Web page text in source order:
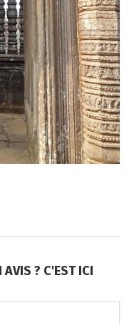
? C'EST ICI